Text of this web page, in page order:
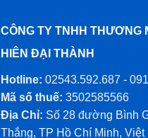
CÔNG TY TNHH THƯƠNG
HIÊN ĐẠI THÀNH
Hotline: 02543.592.687 -
Mã số thuế: 3502585566
Địa Chỉ: Số 28 đường Bình
Thắng, TP Hồ Chí Minh, Việt